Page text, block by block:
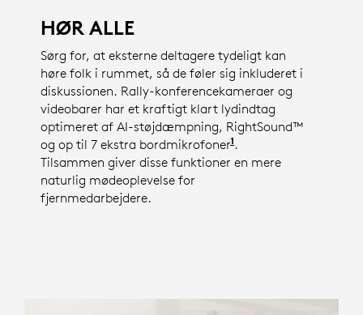
HØR ALLE
Sørg for, at eksterne deltagere tydeligt kan
høre folk i rummet, så de føler sig inkluderet i
diskussionen. Rally-konferencekameraer og
videobarer har et kraftigt klart lydindtag
optimeret af AI-støjdæmpning, RightSound™
og op til 7 ekstra bordmikrofoner1 Antallet af
.
Tilsammen giver disse funktioner en mere
naturlig mødeoplevelse for
fjernmedarbejdere.